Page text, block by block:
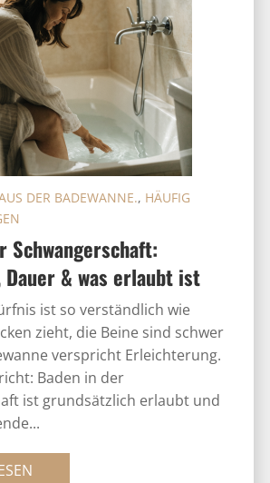
Schwangerschaft:
Dauer & was erlaubt ist
DER BADEWANNE., HÄUFIG
ist so verständlich wie
zieht, die Beine sind schwer
verspricht Erleichterung.
Baden in der
ist grundsätzlich erlaubt und